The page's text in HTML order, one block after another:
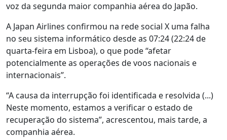
voz da segunda maior companhia aérea do Japão.
A Japan Airlines confirmou na rede social X uma falha
no seu sistema informático desde as 07:24 (22:24 de
quarta-feira em Lisboa), o que pode “afetar
potencialmente as operações de voos nacionais e
internacionais”.
“A causa da interrupção foi identificada e resolvida (...)
Neste momento, estamos a verificar o estado de
recuperação do sistema”, acrescentou, mais tarde, a
companhia aérea.